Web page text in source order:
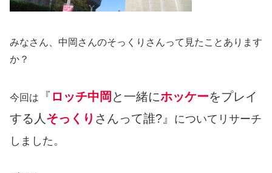
みなさん、中岡さんのそっくりさんって見たことあります
か？
今回は 『 ロッチ中岡 と一緒にホッケーをプレイ
する人 そっくり さんって誰?』 についてリサーチ
しました。